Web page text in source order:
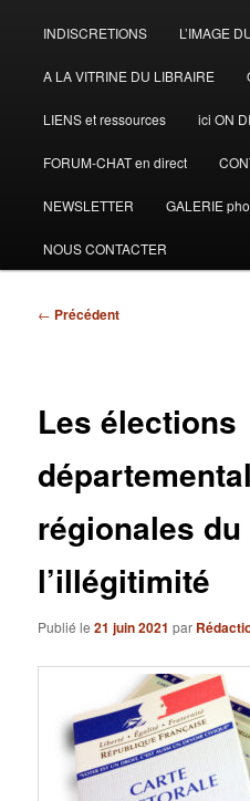
INDISCRETIONS L’IMAGE
A LA VITRINE DU LIBRAIRE
LIENS et ressources ici ON
FORUM-CHAT en direct
NEWSLETTER GALERIE
NOUS CONTACTER
Navigation
← Précédent
Les élections
régionales
l’illégitimité
Publié le21 juin 2021 par